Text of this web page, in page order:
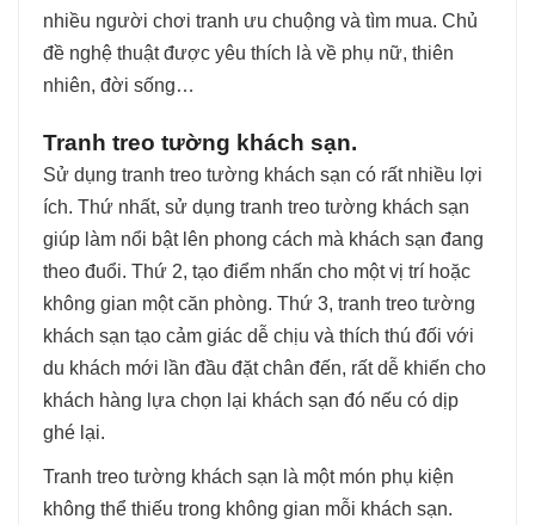
nhiều người chơi tranh ưu chuộng và tìm mua. Chủ
đề nghệ thuật được yêu thích là về phụ nữ, thiên
nhiên, đời sống…
Tranh treo tường khách sạn.
Sử dụng tranh treo tường khách sạn có rất nhiều lợi
ích. Thứ nhất, sử dụng tranh treo tường khách sạn
giúp làm nổi bật lên phong cách mà khách sạn đang
theo đuổi. Thứ 2, tạo điểm nhấn cho một vị trí hoặc
không gian một căn phòng. Thứ 3, tranh treo tường
khách sạn tạo cảm giác dễ chịu và thích thú đối với
du khách mới lần đầu đặt chân đến, rất dễ khiến cho
khách hàng lựa chọn lại khách sạn đó nếu có dịp
ghé lại.
Tranh treo tường khách sạn là một món phụ kiện
không thể thiếu trong không gian mỗi khách sạn.